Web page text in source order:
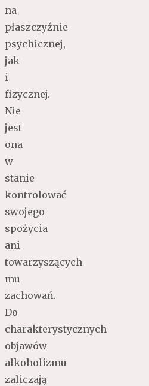
na
płaszczyźnie
psychicznej,
jak
i
fizycznej.
Nie
jest
ona
w
stanie
kontrolować
swojego
spożycia
ani
towarzyszących
mu
zachowań.
Do
charakterystycznych
objawów
alkoholizmu
zaliczają